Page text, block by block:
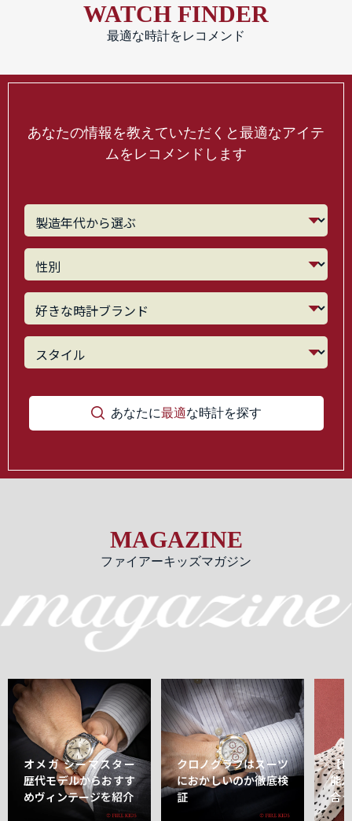
WATCH FINDER
最適な時計をレコメンド
あなたの情報を教えていただくと最適なアイテ
ムをレコメンドします
あなたに最適な時計を探す
MAGAZINE
ファイアーキッズマガジン
オメガ シーマスター
歴代モデルからおすす
めヴィンテージを紹介
クロノグラフはスーツ
におかしいのか徹底検
証
【
能
合